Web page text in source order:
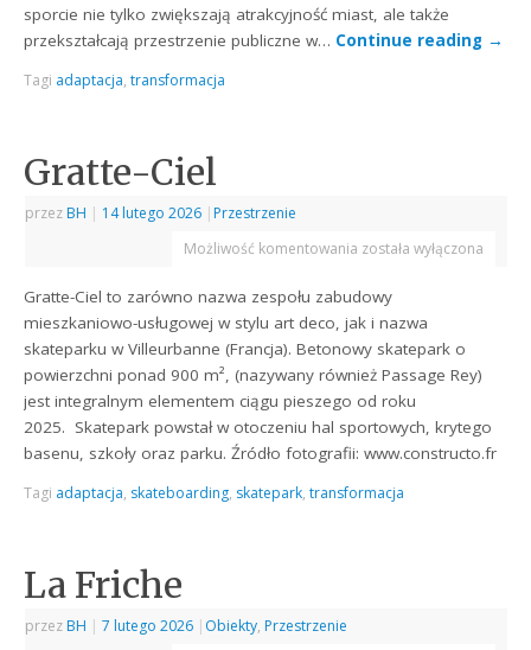
sporcie nie tylko zwiększają atrakcyjność miast, ale także
przekształcają przestrzenie publiczne w… Continue reading →
Tagi adaptacja,transformacja
Gratte-Ciel
przez BH | 14 lutego 2026 | Przestrzenie
Możliwość komentowania została wyłączona
Gratte-Ciel to zarówno nazwa zespołu zabudowy
mieszkaniowo-usługowej w stylu art deco, jak i nazwa
skateparku w Villeurbanne (Francja). Betonowy skatepark o
powierzchni ponad 900 m², (nazywany również Passage Rey)
jest integralnym elementem ciągu pieszego od roku
2025. Skatepark powstał w otoczeniu hal sportowych, krytego
basenu, szkoły oraz parku. Źródło fotografii: www.constructo.fr
Tagi adaptacja, skateboarding, skatepark,transformacja
La Friche
przez BH | 7 lutego 2026 | Obiekty, Przestrzenie